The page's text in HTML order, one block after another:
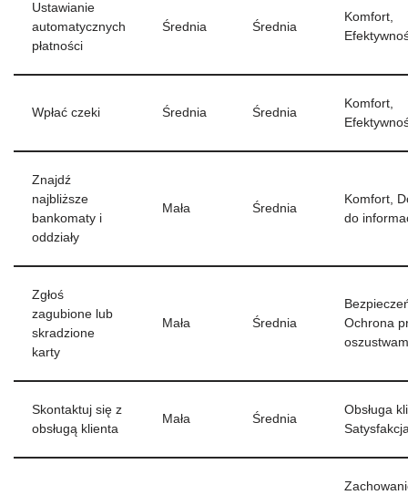
Ustawianie
automatycznych
płatności
Średnia Średnia
Komfort,
Wpłać czeki Średnia Średnia
Komfort,
Znajdź
najbliższe
bankomaty i
oddziały
Mała Średnia
Komfort,
do
Zgłoś
zagubione lub
skradzione
karty
Mała Średnia
Ochrona
Skontaktuj się z
obsługą klienta
Mała Średnia
Obsługa